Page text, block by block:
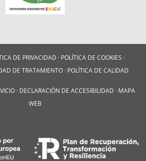
DE PRIVACIDAD · POLÍTICA DE COOKIES ·
DE TRATAMIENTO · POLÍTICA DE CALIDAD
· DECLARACIÓN DE ACCESIBILIDAD · MAPA
WEB